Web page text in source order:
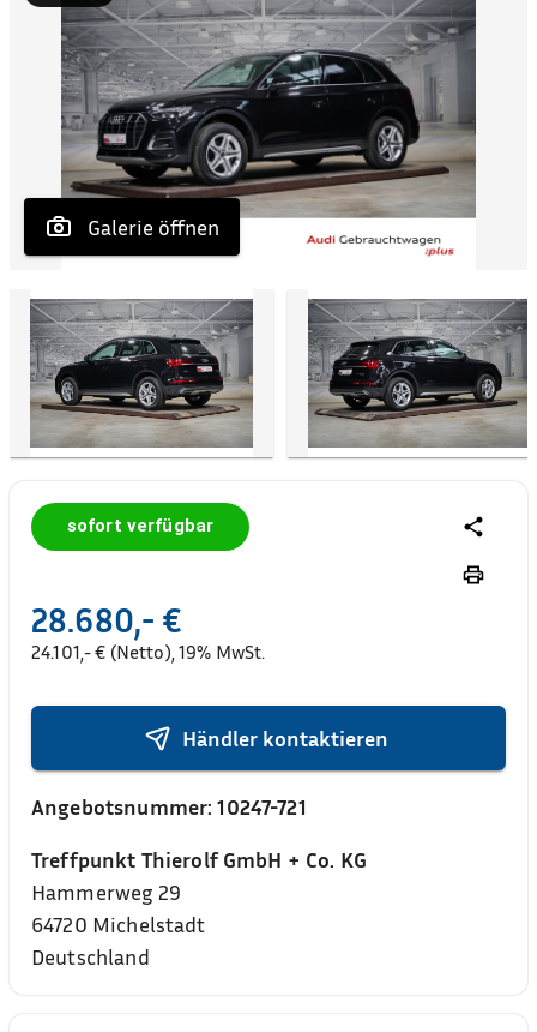
Galerie öffnen
sofort verfügbar
28.680,- €
24.101,- € (Netto), 19% MwSt.
Händler kontaktieren
Angebotsnummer:10247-721
Treffpunkt Thierolf GmbH + Co. KG
Hammerweg 29
64720 Michelstadt
Deutschland